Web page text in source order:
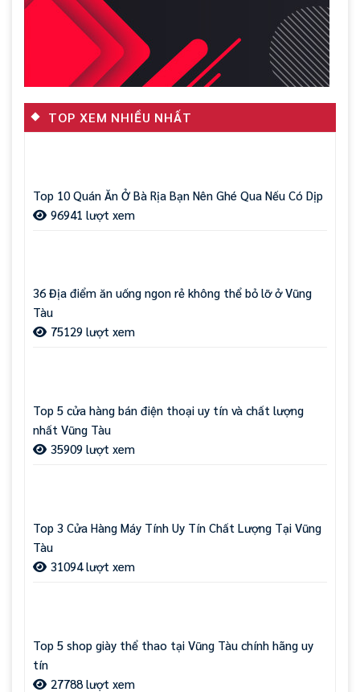
TOP XEM NHIỀU NHẤT
Top 10 Quán Ăn Ở Bà Rịa Bạn Nên Ghé Qua Nếu Có Dịp
96941 lượt xem
36 Địa điểm ăn uống ngon rẻ không thể bỏ lỡ ở Vũng
Tàu
75129 lượt xem
Top 5 cửa hàng bán điện thoại uy tín và chất lượng
nhất Vũng Tàu
35909 lượt xem
Top 3 Cửa Hàng Máy Tính Uy Tín Chất Lượng Tại Vũng
Tàu
31094 lượt xem
Top 5 shop giày thể thao tại Vũng Tàu chính hãng uy
tín
27788 lượt xem